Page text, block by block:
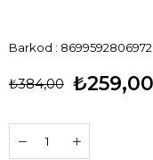
Barkod : 8699592806972
₺384,00 ₺259,00